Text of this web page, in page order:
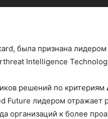
была признана
Intelligence
решений по критериям
Future лидером отражает
организаций к более